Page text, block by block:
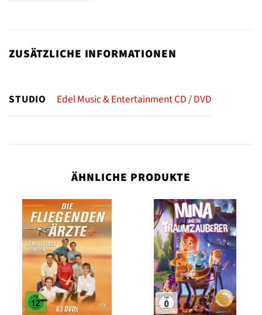
ZUSÄTZLICHE INFORMATIONEN
STUDIO Edel Music & Entertainment CD / DVD
ÄHNLICHE PRODUKTE